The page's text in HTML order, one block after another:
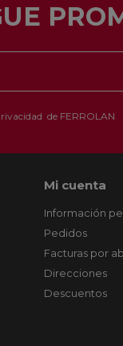
de FERROLAN
Mi cuenta
Información
Pedidos
Facturas por
Direcciones
Descuentos